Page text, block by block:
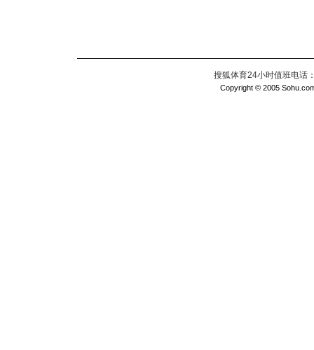
搜狐体育24小时值班电话
Copyright © 2005